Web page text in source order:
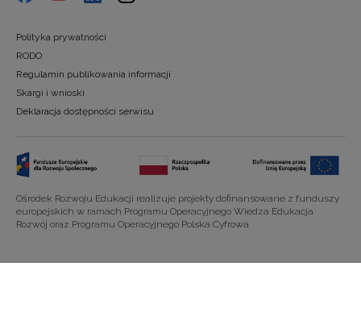
Polityka prywatności
RODO
Regulamin publikowania informacji
Skargi i wnioski
Deklaracja dostępności serwisu
Ośrodek Rozwoju Edukacji realizuje projekty dofinansowane z funduszy
europejskich w ramach Programu Operacyjnego Wiedza Edukacja
Rozwój oraz Programu Operacyjnego Polska Cyfrowa